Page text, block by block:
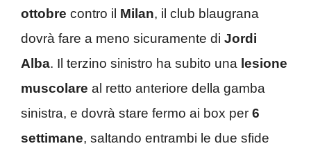
ottobre contro il Milan, il club blaugrana
dovrà fare a meno sicuramente di Jordi
Alba. Il terzino sinistro ha subito una lesione
muscolare al retto anteriore della gamba
sinistra, e dovrà stare fermo ai box per 6
settimane, saltando entrambi le due sfide